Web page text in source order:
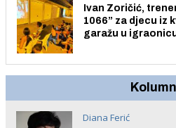
Ivan Zoričić,
1066” za djecu iz
garažu u
Diana Ferić